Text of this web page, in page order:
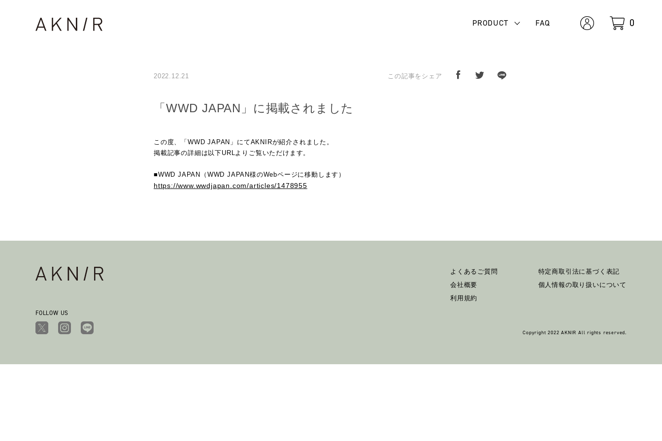
PRODUCT FAQ 0
2022.12.21 この記事をシェア
「WWD JAPAN」に掲載されました
この度、「WWD JAPAN」にてAKNIRが紹介されました。
掲載記事の詳細は以下URLよりご覧いただけます。
■WWD JAPAN（WWD JAPAN様のWebページに移動します）
https://www.wwdjapan.com/articles/1478955
FOLLOW US
よくあるご質問
会社概要
利用規約
特定商取引法に基づく表記
個人情報の取り扱いについて
Copyright 2022 AKNIR All rights reserved.